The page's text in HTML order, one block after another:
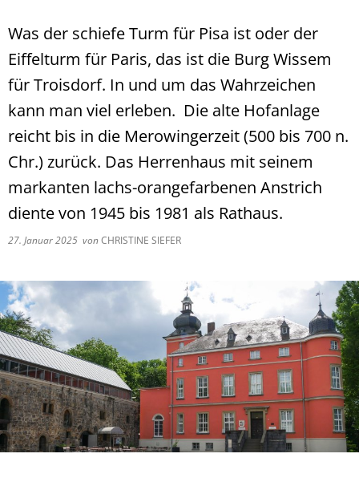
Was der schiefe Turm für Pisa ist oder der
Eiffelturm für Paris, das ist die Burg Wissem
für Troisdorf. In und um das Wahrzeichen
kann man viel erleben. Die alte Hofanlage
reicht bis in die Merowingerzeit (500 bis 700 n.
Chr.) zurück. Das Herrenhaus mit seinem
markanten lachs-orangefarbenen Anstrich
diente von 1945 bis 1981 als Rathaus.
27. Januar 2025 vonCHRISTINE SIEFER